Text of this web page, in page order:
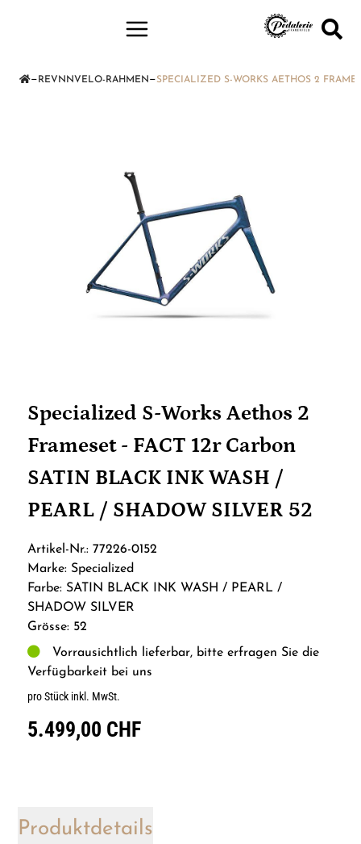
— REVNNVELO-RAHMEN—SPECIALIZED S-WORKS AETHOS 2
Specialized S-Works Aethos 2
Frameset - FACT 12r Carbon
SATIN BLACK INK WASH /
PEARL / SHADOW SILVER 52
Artikel-Nr.: 77226-0152
Marke: Specialized
Farbe: SATIN BLACK INK WASH / PEARL /
SHADOW SILVER
Grösse: 52
Vorrausichtlich lieferbar, bitte erfragen Sie die
Verfügbarkeit bei uns
pro Stück inkl. MwSt.
5.499,00 CHF
Produktdetails